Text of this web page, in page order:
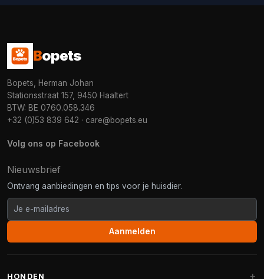
Bopets
Bopets, Herman Johan
Stationsstraat 157, 9450 Haaltert
BTW: BE 0760.058.346
+32 (0)53 839 642 · care@bopets.eu
Volg ons op Facebook
Nieuwsbrief
Ontvang aanbiedingen en tips voor je huisdier.
Aanmelden
HONDEN